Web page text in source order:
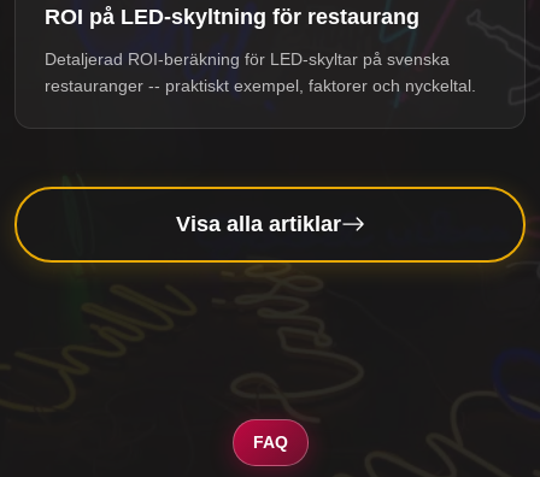
ROI på LED-skyltning för restaurang
Detaljerad ROI-beräkning för LED-skyltar på svenska
restauranger -- praktiskt exempel, faktorer och nyckeltal.
Visa alla artiklar
FAQ